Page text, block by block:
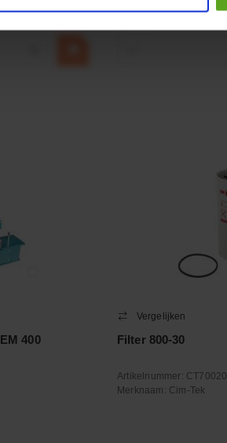
400
Vergelijken
Filter 800-30
Artikelnummer: CT70020
Merknaam: Cim-Tek